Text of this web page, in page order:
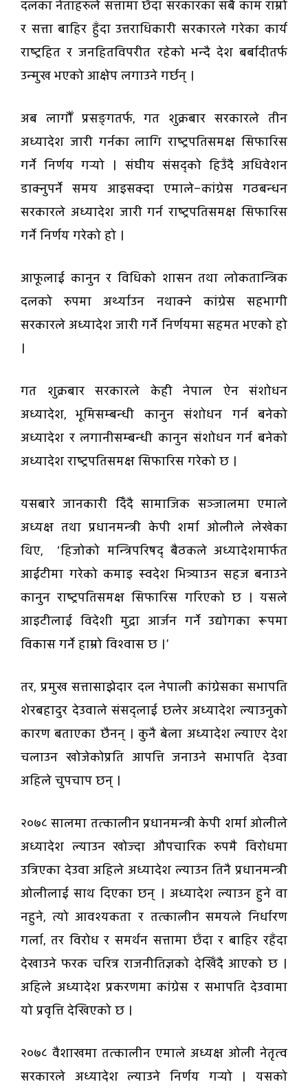
दलका नेताहरुले सत्तामा छँदा सरकारका सबै काम राम्रो
र सत्ता बाहिर हुँदा उत्तराधिकारी सरकारले गरेका कार्य
राष्ट्रहित र जनहितविपरीत रहेको भन्दै देश बर्बादीतर्फ
उन्मुख भएको आक्षेप लगाउने गर्छन् ।
अब लागौँ प्रसङ्गतर्फ, गत शुक्रबार सरकारले तीन
अध्यादेश जारी गर्नका लागि राष्ट्रपतिसमक्ष सिफारिस
गर्ने निर्णय गर्‍यो । संघीय संसद्को हिउँदै अधिवेशन
डाक्नुपर्ने समय आइसक्दा एमाले–कांग्रेस गठबन्धन
सरकारले अध्यादेश जारी गर्न राष्ट्रपतिसमक्ष सिफारिस
गर्ने निर्णय गरेको हो ।
आफूलाई कानुन र विधिको शासन तथा लोकतान्त्रिक
दलको रुपमा अर्थ्याउन नथाक्ने कांग्रेस सहभागी
सरकारले अध्यादेश जारी गर्ने निर्णयमा सहमत भएको हो
।
गत शुक्रबार सरकारले केही नेपाल ऐन संशोधन
अध्यादेश, भूमिसम्बन्धी कानुन संशोधन गर्न बनेको
अध्यादेश र लगानीसम्बन्धी कानुन संशोधन गर्न बनेको
अध्यादेश राष्ट्रपतिसमक्ष सिफारिस गरेको छ ।
यसबारे जानकारी दिँदै सामाजिक सञ्जालमा एमाले
अध्यक्ष तथा प्रधानमन्त्री केपी शर्मा ओलीले लेखेका
थिए, ‘हिजोको मन्त्रिपरिषद् बैठकले अध्यादेशमार्फत
आईटीमा गरेको कमाइ स्वदेश भित्र्याउन सहज बनाउने
कानुन राष्ट्रपतिसमक्ष सिफारिस गरिएको छ । यसले
आइटीलाई विदेशी मुद्रा आर्जन गर्ने उद्योगका रूपमा
विकास गर्ने हाम्रो विश्वास छ ।’
तर, प्रमुख सत्तासाझेदार दल नेपाली कांग्रेसका सभापति
शेरबहादुर देउवाले संसद्लाई छलेर अध्यादेश ल्याउनुको
कारण बताएका छैनन् । कुनै बेला अध्यादेश ल्याएर देश
चलाउन खोजेकोप्रति आपत्ति जनाउने सभापति देउवा
अहिले चुपचाप छन् ।
२०७८ सालमा तत्कालीन प्रधानमन्त्री केपी शर्मा ओलीले
अध्यादेश ल्याउन खोज्दा औपचारिक रुपमै विरोधमा
उत्रिएका देउवा अहिले अध्यादेश ल्याउन तिनै प्रधानमन्त्री
ओलीलाई साथ दिएका छन् । अध्यादेश ल्याउन हुने वा
नहुने, त्यो आवश्यकता र तत्कालीन समयले निर्धारण
गर्ला, तर विरोध र समर्थन सत्तामा छँदा र बाहिर रहँदा
देखाउने फरक चरित्र राजनीतिज्ञको देखिँदै आएको छ ।
अहिले अध्यादेश प्रकरणमा कांग्रेस र सभापति देउवामा
यो प्रवृत्ति देखिएको छ ।
२०७८ वैशाखमा तत्कालीन एमाले अध्यक्ष ओली नेतृत्व
सरकारले अध्यादेश ल्याउने निर्णय गर्‍यो । यसको